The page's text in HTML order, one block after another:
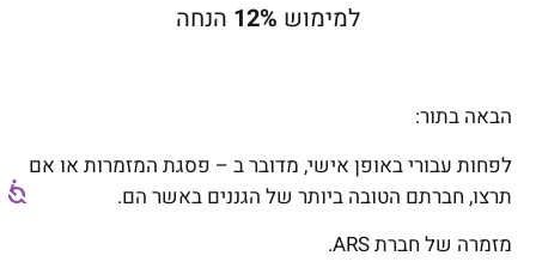
למימוש 12% הנחה
הבאה בתור:
לפחות עבורי באופן אישי, מדובר ב – פסגת המזמרות או אם
תרצו, חברתם הטובה ביותר של הגננים באשר הם.
מזמרה של חברת ARS.